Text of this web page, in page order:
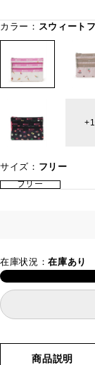
カラー： スウィート
サイズ： フリー
フリー
在庫状況：在庫あり
商品説明